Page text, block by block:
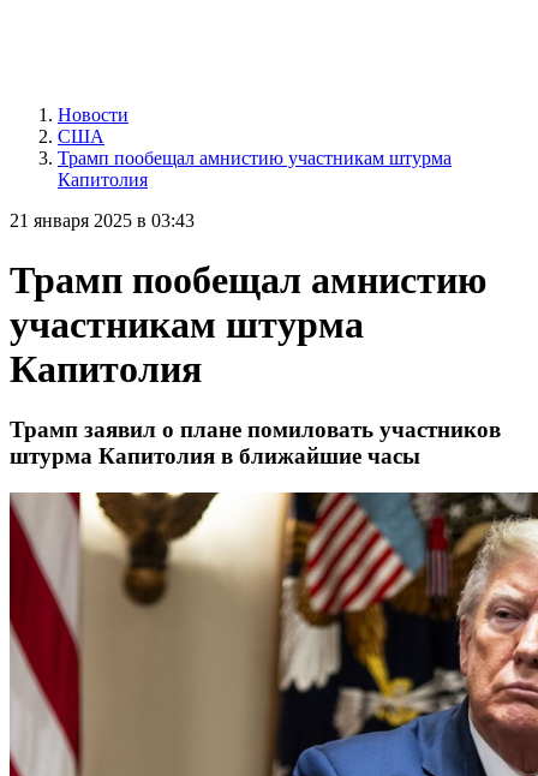
Новости
США
Трамп пообещал амнистию участникам штурма
Капитолия
21 января 2025 в 03:43
Трамп пообещал амнистию
участникам штурма
Капитолия
Трамп заявил о плане помиловать участников
штурма Капитолия в ближайшие часы